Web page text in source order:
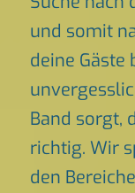
und somit
deine
Band sorgt,
richtig. Wir
den